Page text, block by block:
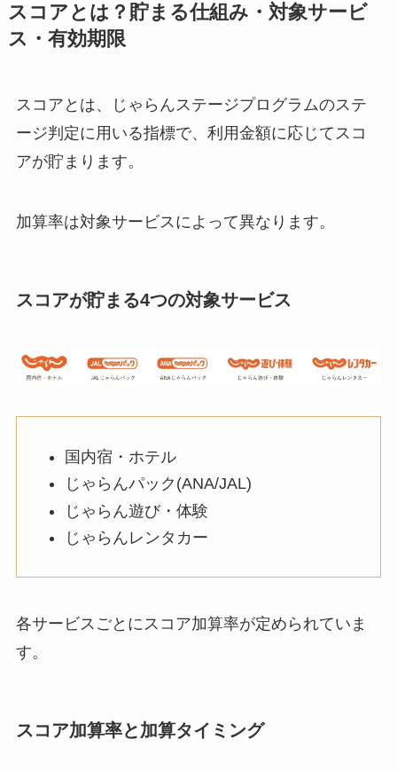
スコアとは？貯まる仕組み・対象サービ
ス・有効期限
スコアとは、じゃらんステージプログラムのステ
ージ判定に用いる指標で、利用金額に応じてスコ
アが貯まります。
加算率は対象サービスによって異なります。
スコアが貯まる4つの対象サービス
国内宿・ホテル
じゃらんパック(ANA/JAL)
じゃらん遊び・体験
じゃらんレンタカー
各サービスごとにスコア加算率が定められていま
す。
スコア加算率と加算タイミング